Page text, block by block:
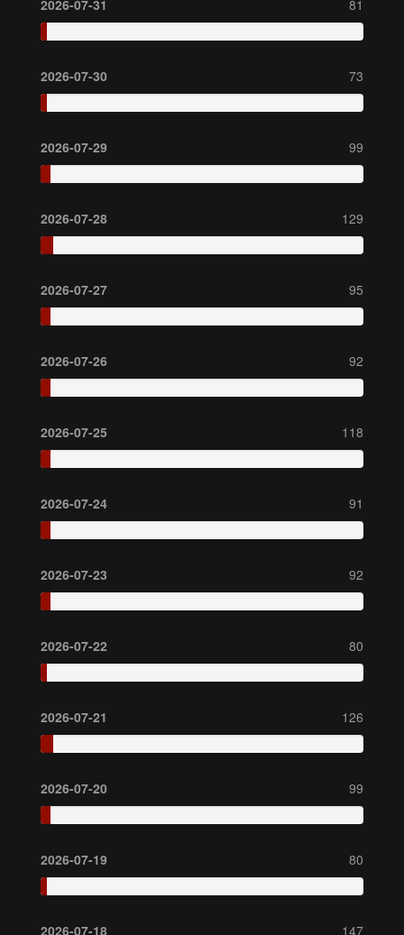
2026-07-31 81
2026-07-30 73
2026-07-29 99
2026-07-28 129
2026-07-27 95
2026-07-26 92
2026-07-25 118
2026-07-24 91
2026-07-23 92
2026-07-22 80
2026-07-21 126
2026-07-20 99
2026-07-19 80
2026-07-18 147